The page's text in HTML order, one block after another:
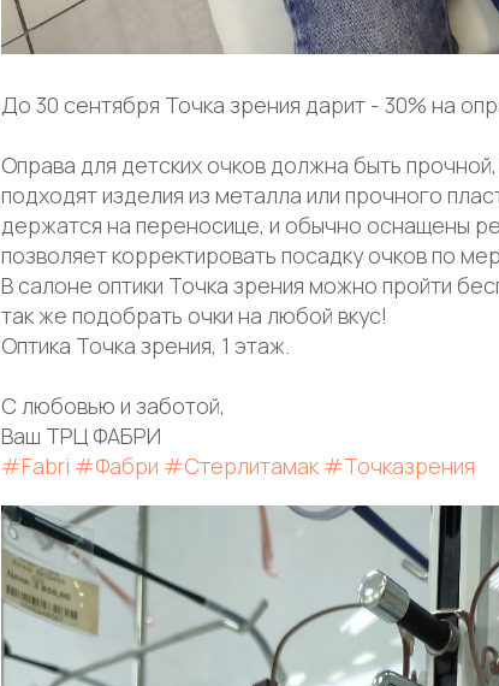
До 30 сентября Точка зрения дарит - 30% на
Оправа для детских очков должна быть
подходят изделия из металла или прочного
держатся на переносице, и обычно оснащены
позволяет корректировать посадку очков по
В салоне оптики Точка зрения можно пройти
так же подобрать очки на любой вкус!
Оптика Точка зрения, 1 этаж.
С любовью и заботой,
Ваш ТРЦ ФАБРИ
#Fabri #Фабри #Стерлитамак #Точказрения